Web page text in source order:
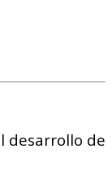
desarrollo de